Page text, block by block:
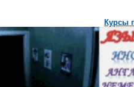
Курсы